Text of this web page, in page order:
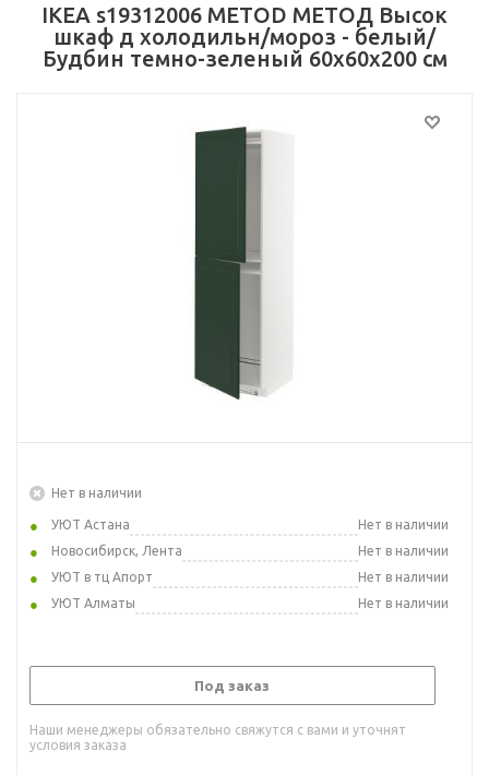
IKEA s19312006 METOD МЕТОД Высок
шкаф д холодильн/мороз - белый/
Будбин темно-зеленый 60x60x200 см
Нет в наличии
УЮТ Астана
Нет в наличии
Новосибирск, Лента
Нет в наличии
УЮТ в тц Апорт
Нет в наличии
УЮТ Алматы
Нет в наличии
Под заказ
Наши менеджеры обязательно свяжутся с вами и уточнят
условия заказа